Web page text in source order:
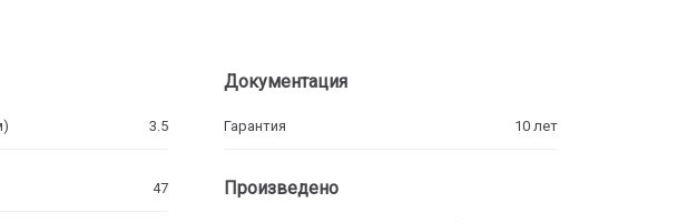
3.5
47
Документация
Гарантия 10 лет
Произведено